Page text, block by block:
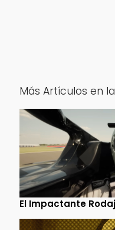
Más Artículos en
El Impactante